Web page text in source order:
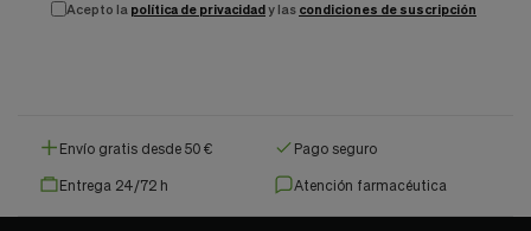
Acepto la política de privacidady las condiciones de suscripción
Envío gratis desde 50 € Pago seguro
Entrega 24/72 h Atención farmacéutica